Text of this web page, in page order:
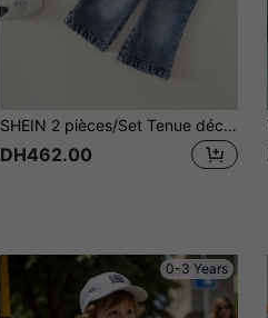
SHEIN 2 pièces/Set Tenue décontractée unisexe pour bébé, T-shirt blanc et jean évasé, été
DH462.00
0-3 Years